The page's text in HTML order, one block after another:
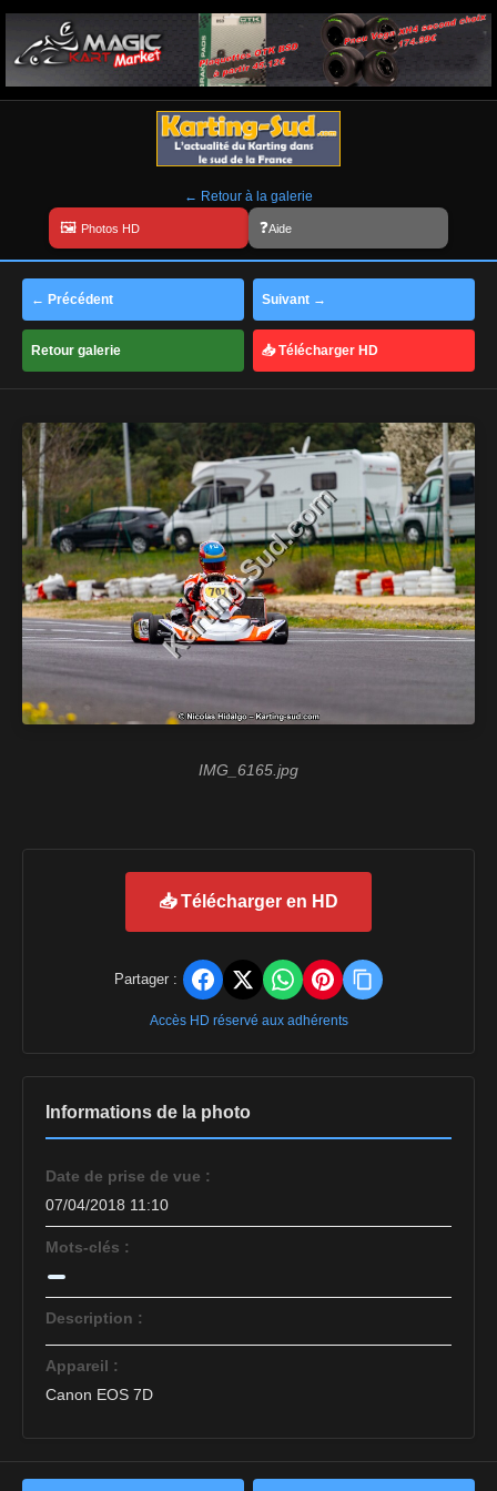
← Retour à la galerie
Aide
← Précédent Suivant →
Retour galerie 📥 Télécharger HD
IMG_6165.jpg
📥 Télécharger en HD
Partager :
Accès HD réservé aux adhérents
Informations de la photo
Date de prise de vue :
07/04/2018 11:10
Mots-clés :
Description :
Appareil :
Canon EOS 7D